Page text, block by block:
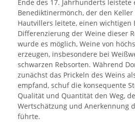
Ende des 17. Jahrhunderts
Benediktinermönch, der den
Hautvillers leitete, einen wichtigen
Differenzierung der Weine dieser
wurde es möglich, Weine von
erzeugen, insbesondere bei
schwarzen Rebsorten. Während
zunächst das Prickeln des Weins
empfand, schuf die konsequente
Qualität und Quantität den Weg,
Wertschätzung und Anerkennung
führte.